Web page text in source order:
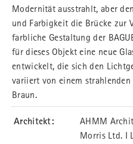
Modernität ausstrahlt, aber
und Farbigkeit die Brücke zur
farbliche Gestaltung der
für dieses Objekt eine neue
entwickelt, die sich den
variiert von einem
Braun.
Architekt:
AHMM
Morris Ltd. I